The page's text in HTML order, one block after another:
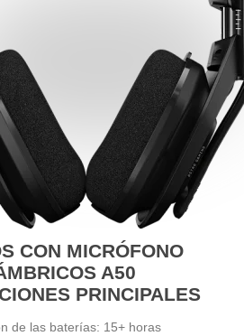
CON MICRÓFONO
A50
PRINCIPALES
de las baterías: 15+ horas